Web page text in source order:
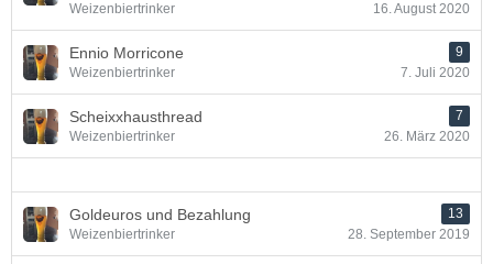
Weizenbiertrinker 16. August 2020
Ennio Morricone
9
Weizenbiertrinker
7. Juli 2020
Scheixxhausthread
7
Weizenbiertrinker
26. März 2020
Goldeuros und Bezahlung
13
Weizenbiertrinker
28. September 2019